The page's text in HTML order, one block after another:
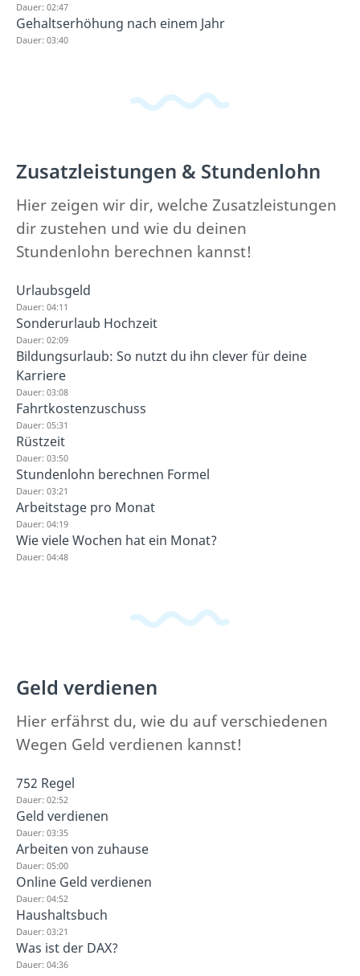
Dauer: 02:47
Gehaltserhöhung nach einem Jahr
Dauer: 03:40
Zusatzleistungen & Stundenlohn
Hier zeigen wir dir, welche Zusatzleistungen
dir zustehen und wie du deinen
Stundenlohn berechnen kannst!
Urlaubsgeld
Dauer: 04:11
Sonderurlaub Hochzeit
Dauer: 02:09
Bildungsurlaub: So nutzt du ihn clever für deine
Karriere
Dauer: 03:08
Fahrtkostenzuschuss
Dauer: 05:31
Rüstzeit
Dauer: 03:50
Stundenlohn berechnen Formel
Dauer: 03:21
Arbeitstage pro Monat
Dauer: 04:19
Wie viele Wochen hat ein Monat?
Dauer: 04:48
Geld verdienen
Hier erfährst du, wie du auf verschiedenen
Wegen Geld verdienen kannst!
752 Regel
Dauer: 02:52
Geld verdienen
Dauer: 03:35
Arbeiten von zuhause
Dauer: 05:00
Online Geld verdienen
Dauer: 04:52
Haushaltsbuch
Dauer: 03:21
Was ist der DAX?
Dauer: 04:36